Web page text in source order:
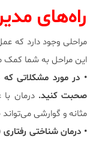
راه‌های
مراحلی وجود دارد که
این مراحل به شما کمک
• در مورد مشکلاتی
صحبت کنید. درمان
مثانه و گوارشی